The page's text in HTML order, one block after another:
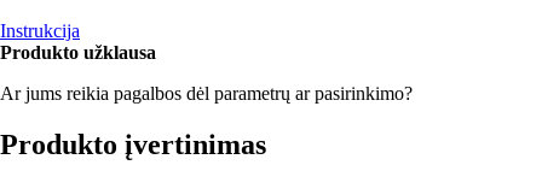
Instrukcija
Produkto užklausa
Ar jums reikia pagalbos dėl parametrų ar pasirinkimo?
Produkto įvertinimas